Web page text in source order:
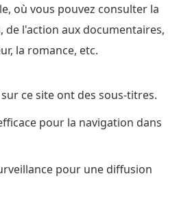
où vous pouvez consulter la
de l'action aux documentaires,
la romance, etc.
ce site ont des sous-titres.
pour la navigation dans
pour une diffusion